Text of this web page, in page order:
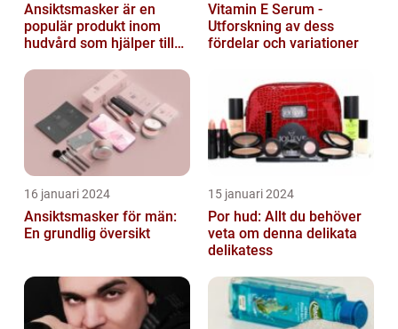
Ansiktsmasker är en
populär produkt inom
hudvård som hjälper till
näring åt hud...
Vitamin E Serum -
Utforskning av dess
fördelar och variationer
16 januari 2024
Ansiktsmasker för män:
En grundlig översikt
15 januari 2024
Por hud: Allt du behöver
veta om denna delikata
delikatess